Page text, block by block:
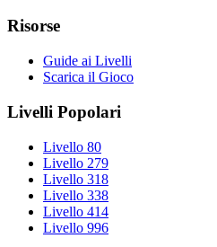
Risorse
Guide ai Livelli
Scarica il Gioco
Livelli Popolari
Livello 80
Livello 279
Livello 318
Livello 338
Livello 414
Livello 996